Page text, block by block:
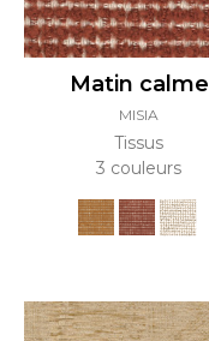
Matin calme
MISIA
Tissus
3 couleurs